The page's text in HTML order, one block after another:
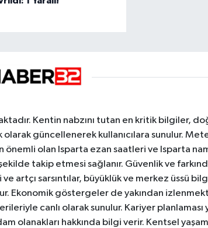
Kentin nabzını tutan en kritik bilgiler,
güncellenerek kullanıcılara sunulur.
önemli olan Isparta ezan saatleri ve Isparta
takip etmesi sağlanır. Güvenlik ve
sarsıntılar, büyüklük ve merkez üssü
göstergeler de yakından
canlı olarak sunulur. Kariyer
olanakları hakkında bilgi verir. Kentsel